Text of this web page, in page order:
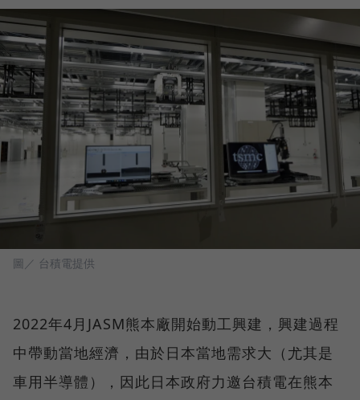
圖／ 台積電提供
2022年4月JASM熊本廠開始動工興建，興建過程
中帶動當地經濟，由於日本當地需求大（尤其是
車用半導體），因此日本政府力邀台積電在熊本